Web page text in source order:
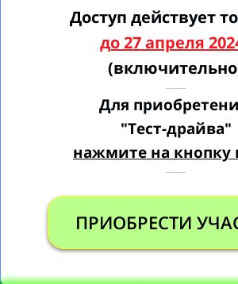
Доступ действует
до 27 апреля
Для
"Тест-драйва"
нажмите на кнопку
ПРИОБРЕСТИ